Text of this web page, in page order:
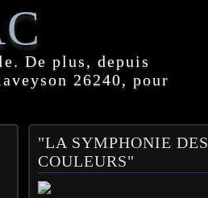
De plus, depuis
26240, pour
"LA SYMPHONIE DES
COULEURS"